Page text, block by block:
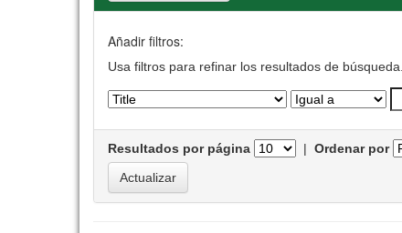
Añadir filtros:
Usa filtros para refinar los resultados de búsqueda.
Resultados por página | Ordenar por